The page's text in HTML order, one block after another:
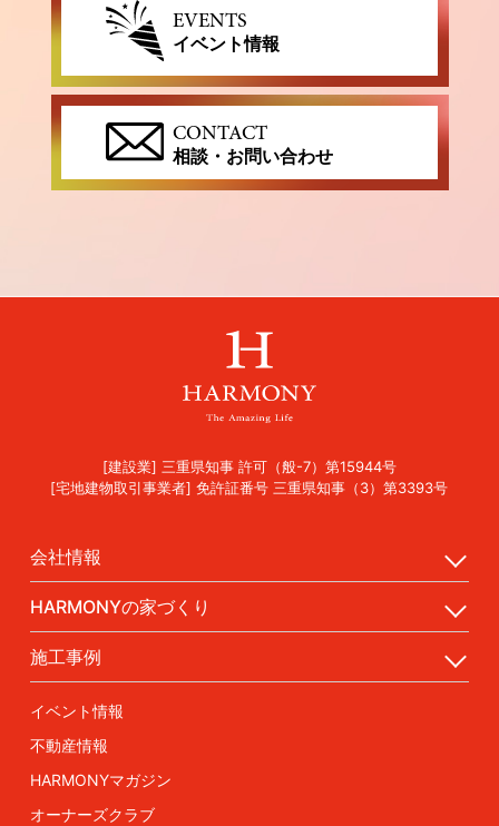
EVENTS
イベント情報
CONTACT
相談・お問い合わせ
[建設業] 三重県知事 許可（般-7）第15944号
[宅地建物取引事業者] 免許証番号 三重県知事（3）第3393号
会社情報
HARMONYの家づくり
施工事例
イベント情報
不動産情報
HARMONYマガジン
オーナーズクラブ